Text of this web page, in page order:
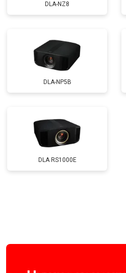
DLA-NZ8
DLA-NP5B
DLA RS1000E